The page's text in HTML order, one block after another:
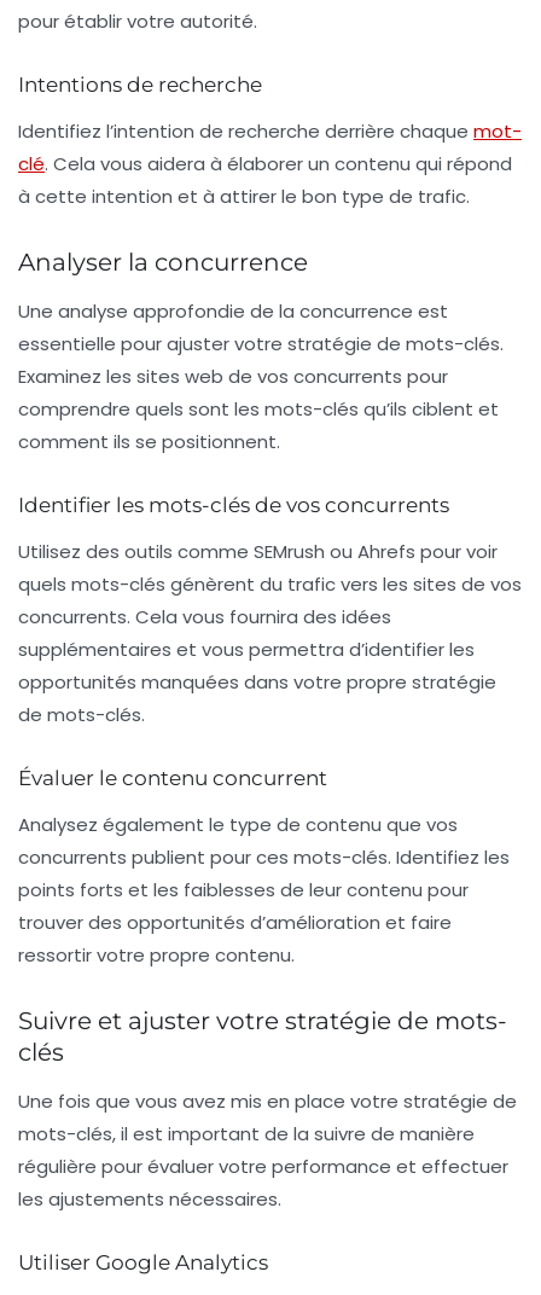
pour établir votre autorité.
Intentions de recherche
Identifiez l’intention de recherche derrière chaque mot-
clé. Cela vous aidera à élaborer un contenu qui répond
à cette intention et à attirer le bon type de trafic.
Analyser la concurrence
Une analyse approfondie de la concurrence est
essentielle pour ajuster votre stratégie de mots-clés.
Examinez les sites web de vos concurrents pour
comprendre quels sont les mots-clés qu’ils ciblent et
comment ils se positionnent.
Identifier les mots-clés de vos concurrents
Utilisez des outils comme SEMrush ou Ahrefs pour voir
quels mots-clés génèrent du trafic vers les sites de vos
concurrents. Cela vous fournira des idées
supplémentaires et vous permettra d’identifier les
opportunités manquées dans votre propre stratégie
de mots-clés.
Évaluer le contenu concurrent
Analysez également le type de contenu que vos
concurrents publient pour ces mots-clés. Identifiez les
points forts et les faiblesses de leur contenu pour
trouver des opportunités d’amélioration et faire
ressortir votre propre contenu.
Suivre et ajuster votre stratégie de mots-
clés
Une fois que vous avez mis en place votre stratégie de
mots-clés, il est important de la suivre de manière
régulière pour évaluer votre performance et effectuer
les ajustements nécessaires.
Utiliser Google Analytics